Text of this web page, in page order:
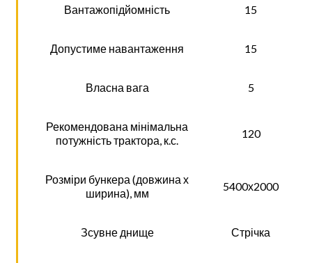
Вантажопідйомність 15
Допустиме навантаження 15
Власна вага 5
Рекомендована мінімальна
потужність трактора, к.с.
120
Розміри бункера (довжина х
ширина), мм
5400х2000
Зсувне днище Стрічка